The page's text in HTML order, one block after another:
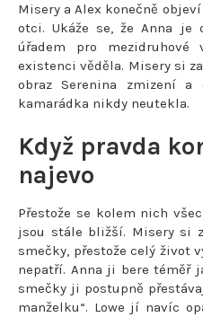
Misery a Alex konečně
otci. Ukáže se, že Anna je
úřadem pro
existenci věděla. Misery si
obraz Serenina zmizení
kamarádka nikdy neutekla.
Když pravda
najevo
Přestože se kolem nich
jsou stále bližší. Misery si
smečky, přestože celý život
nepatří. Anna ji bere téměř
smečky ji postupně
manželku“. Lowe jí navíc